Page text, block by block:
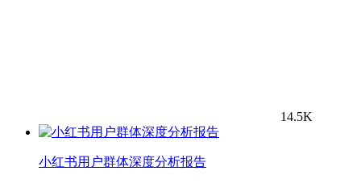
14.5K
小红书用户群体深度分析报告